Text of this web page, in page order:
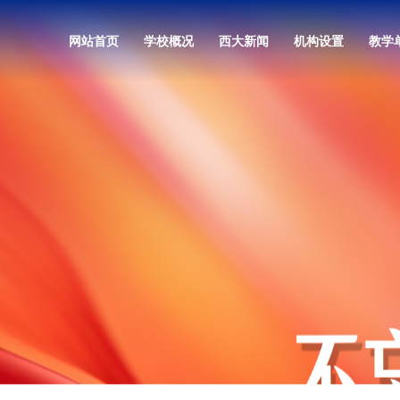
网站首页 学校概况 西大新闻 机构设置 教学